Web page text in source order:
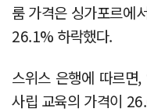
룸 가격은 싱가포르에
26.1% 하락했다.
스위스 은행에 따르면
사립 교육의 가격이